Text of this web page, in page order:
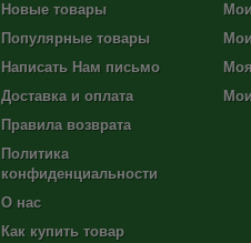
Новые товары
Популярные товары
Написать Нам письмо
Доставка и оплата
Правила возврата
Политика
конфиденциальности
О нас
Как купить товар